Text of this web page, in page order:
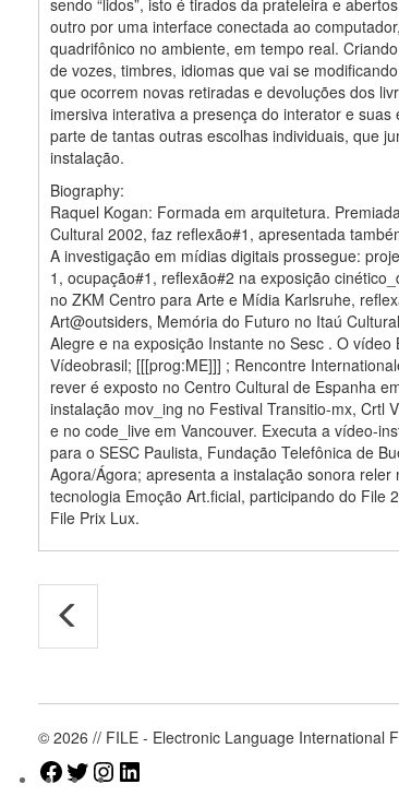
outro por uma interface conectada ao
quadrifônico no ambiente, em tempo real.
de vozes, timbres, idiomas que vai se
que ocorrem novas retiradas e devoluções dos
imersiva interativa a presença do interator e suas
parte de tantas outras escolhas individuais, que
instalação.
Biography:
Raquel Kogan: Formada em arquitetura.
Cultural 2002, faz reflexão#1, apresentada
A investigação em mídias digitais prossegue:
1, ocupação#1, reflexão#2 na exposição
no ZKM Centro para Arte e Mídia Karlsruhe,
Art@outsiders, Memória do Futuro no Itaú
Alegre e na exposição Instante no Sesc . O vídeo
Vídeobrasil; [[[prog:ME]]] ; Rencontre
rever é exposto no Centro Cultural de Espanha
instalação mov_ing no Festival Transitio-mx, Crtl
e no code_live em Vancouver. Executa a vídeo-
para o SESC Paulista, Fundação Telefônica de
Agora/Ágora; apresenta a instalação sonora reler
tecnologia Emoção Art.ficial, participando do File
File Prix Lux.
© 2026 // FILE - Electronic Language International
Facebook
TwitterInstagram